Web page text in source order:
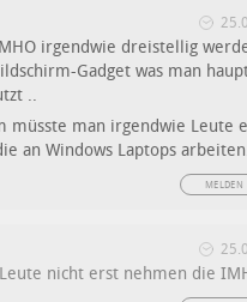
irgendwie dreistellig
Gadget was man
..
müsste man irgendwie Leute
an Windows Laptops
MELDEN
nicht erst nehmen die